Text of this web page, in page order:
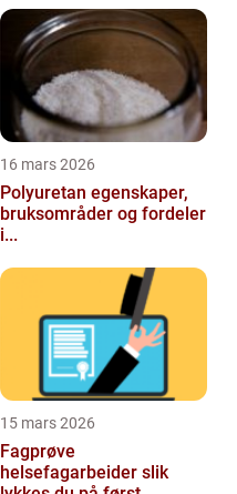
16 mars 2026
Polyuretan egenskaper,
bruksområder og fordeler
i...
15 mars 2026
Fagprøve
helsefagarbeider slik